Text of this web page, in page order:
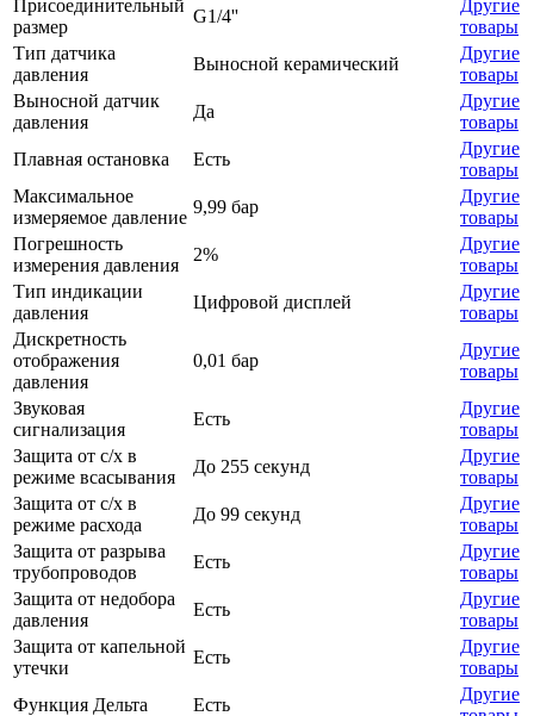
Присоединительный
размер
G1/4''
Другие
товары
Тип датчика
давления
Выносной керамический
Другие
товары
Выносной датчик
давления
Да
Другие
товары
Плавная остановка
Есть
Другие
товары
Максимальное
измеряемое давление
9,99 бар
Другие
товары
Погрешность
измерения давления
2%
Другие
товары
Тип индикации
давления
Цифровой дисплей
Другие
товары
Дискретность
отображения
давления
0,01 бар
Другие
товары
Звуковая
сигнализация
Есть
Другие
товары
Защита от с/х в
режиме всасывания
До 255 секунд
Другие
товары
Защита от с/х в
режиме расхода
До 99 секунд
Другие
товары
Защита от разрыва
трубопроводов
Есть
Другие
товары
Защита от недобора
давления
Есть
Другие
товары
Защита от капельной
утечки
Есть
Другие
товары
Функция Дельта
Есть
Другие